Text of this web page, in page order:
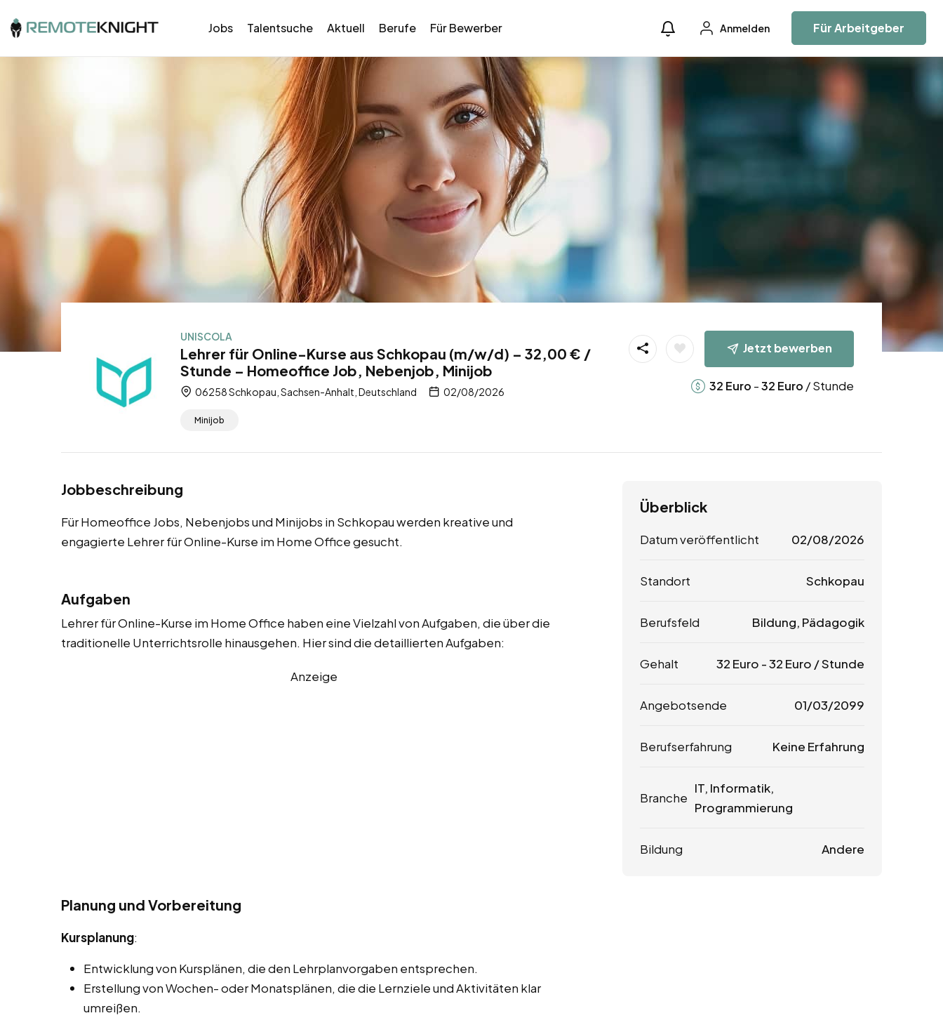
Jobs Talentsuche Aktuell Berufe Für Bewerber Anmelden Für Arbeitgeber
UNISCOLA
Lehrer für Online-Kurse aus Schkopau (m/w/d) – 32,00 € /
Stunde – Homeoffice Job, Nebenjob, Minijob
06258 Schkopau, Sachsen-Anhalt, Deutschland 02/08/2026
Minijob
Jetzt bewerben
32 Euro -32 Euro / Stunde
Jobbeschreibung
Für Homeoffice Jobs, Nebenjobs und Minijobs in Schkopau werden kreative und
engagierte Lehrer für Online-Kurse im Home Office gesucht.
Aufgaben
Lehrer für Online-Kurse im Home Office haben eine Vielzahl von Aufgaben, die über die
traditionelle Unterrichtsrolle hinausgehen. Hier sind die detaillierten Aufgaben:
Anzeige
Planung und Vorbereitung
Kursplanung:
Entwicklung von Kursplänen, die den Lehrplanvorgaben entsprechen.
Erstellung von Wochen- oder Monatsplänen, die die Lernziele und Aktivitäten klar
umreißen.
Überblick
Datum veröffentlicht 02/08/2026
Standort Schkopau
Berufsfeld Bildung, Pädagogik
Gehalt 32 Euro -32 Euro / Stunde
Angebotsende 01/03/2099
Berufserfahrung Keine Erfahrung
Branche
IT, Informatik,
Programmierung
Bildung Andere